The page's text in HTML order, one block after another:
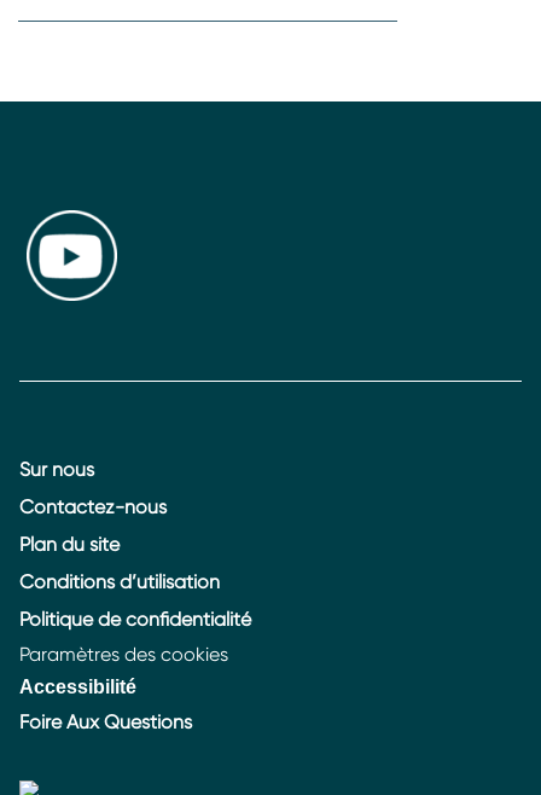
Sur nous
Contactez-nous
Plan du site
Conditions d’utilisation
Politique de confidentialité
Paramètres des cookies
Accessibilité
Foire Aux Questions